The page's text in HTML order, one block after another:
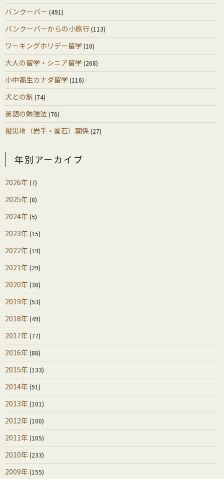
バンクーバー (491)
バンクーバーからの小旅行(113)
ワーキングホリデー留学 (10)
大人の留学・シニア留学 (268)
小中高生カナダ留学 (116)
犬との旅 (74)
英語の勉強法 (76)
被災地（岩手・釜石）関係(27)
年別アーカイブ
2026年(7)
2025年(8)
2024年(5)
2023年(15)
2022年(19)
2021年(29)
2020年(38)
2019年(53)
2018年(49)
2017年(77)
2016年(88)
2015年(133)
2014年(91)
2013年(101)
2012年(100)
2011年(105)
2010年(233)
2009年(155)